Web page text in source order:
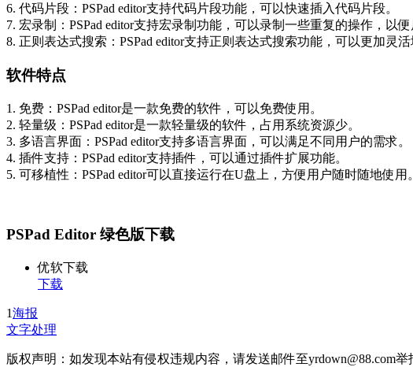
6. 代码片段：PSPad editor支持代码片段功能，可以快速插入代码片段。
7. 宏录制：PSPad editor支持宏录制功能，可以录制一些重复的操作，以便
8. 正则表达式搜索：PSPad editor支持正则表达式搜索功能，可以更加灵活
软件特点
1. 免费：PSPad editor是一款免费的软件，可以免费使用。
2. 轻量级：PSPad editor是一款轻量级的软件，占用系统资源少。
3. 多语言界面：PSPad editor支持多语言界面，可以满足不同用户的需求。
4. 插件支持：PSPad editor支持插件，可以通过插件扩展功能。
5. 可移植性：PSPad editor可以直接运行在U盘上，方便用户随时随地使用。
PSPad Editor 绿色版下载
优软下载
下载
1海报
文字处理
版权声明：如发现本站有侵权违规内容，请发送邮件至yrdown@88.com举